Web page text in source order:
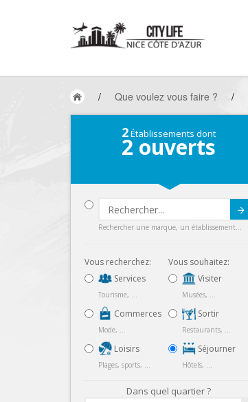
/ Que voulez vous faire ? /
2Établissements dont
2 ouverts
Rechercher une marque, un établissement...
Vous recherchez:
Services
Tourisme, ...
Commerces
Mode, ...
Loisirs
Plages, sports, ...
Vous souhaitez:
Visiter
Musées, ...
Sortir
Restaurants, ...
Séjourner
Hôtels, ...
Dans quel quartier ?